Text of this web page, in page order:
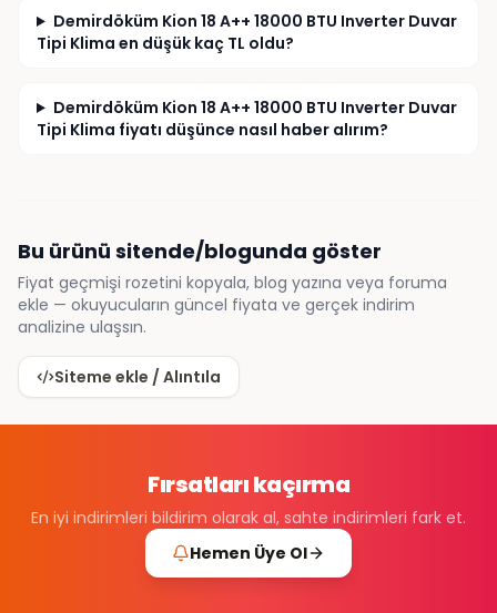
Demirdöküm Kion 18 A++ 18000 BTU Inverter Duvar
Tipi Klima en düşük kaç TL oldu?
Demirdöküm Kion 18 A++ 18000 BTU Inverter Duvar
Tipi Klima fiyatı düşünce nasıl haber alırım?
Bu ürünü sitende/blogunda göster
Fiyat geçmişi rozetini kopyala, blog yazına veya foruma
ekle — okuyucuların güncel fiyata ve gerçek indirim
analizine ulaşsın.
Siteme ekle / Alıntıla
Fırsatları kaçırma
En iyi indirimleri bildirim olarak al, sahte indirimleri fark et.
Hemen Üye Ol